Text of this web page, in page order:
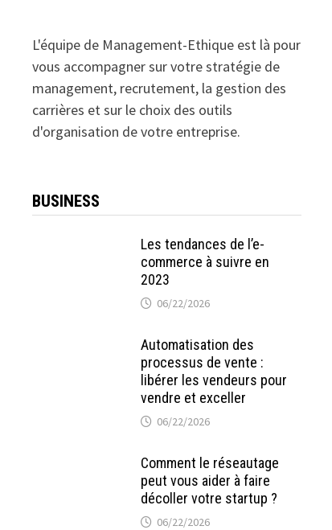
L'équipe de Management-Ethique est là pour
vous accompagner sur votre stratégie de
management, recrutement, la gestion des
carrières et sur le choix des outils
d'organisation de votre entreprise.
BUSINESS
Les tendances de l’e-
commerce à suivre en
2023
06/22/2026
Automatisation des
processus de vente :
libérer les vendeurs pour
vendre et exceller
06/22/2026
Comment le réseautage
peut vous aider à faire
décoller votre startup ?
06/22/2026